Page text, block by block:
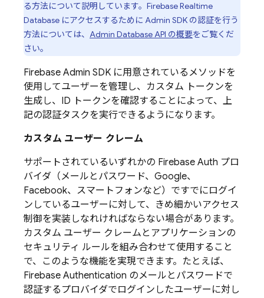
る方法について説明しています。 Firebase Realtime
Database にアクセスするために Admin SDK の認証を行う
方法については、 Admin Database API の概要をご覧くだ
さい。
Firebase Admin SDK に用意されているメソッドを
使用してユーザーを管理し、カスタム トークンを
生成し、ID トークンを確認することによって、上
記の認証タスクを実行できるようになります。
カスタム ユーザー クレーム
サポートされているいずれかの Firebase Auth プロ
バイダ（メールとパスワード、Google、
Facebook、スマートフォンなど）ですでにログイ
ンしているユーザーに対して、きめ細かいアクセス
制御を実装しなれければならない場合があります。
カスタム ユーザー クレームとアプリケーションの
セキュリティ ルールを組み合わせて使用すること
で、このような機能を実現できます。たとえば、
Firebase Authentication のメールとパスワードで
認証するプロバイダでログインしたユーザーに対し